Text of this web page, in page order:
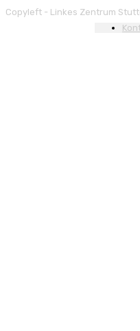
Copyleft - Linkes Zentrum